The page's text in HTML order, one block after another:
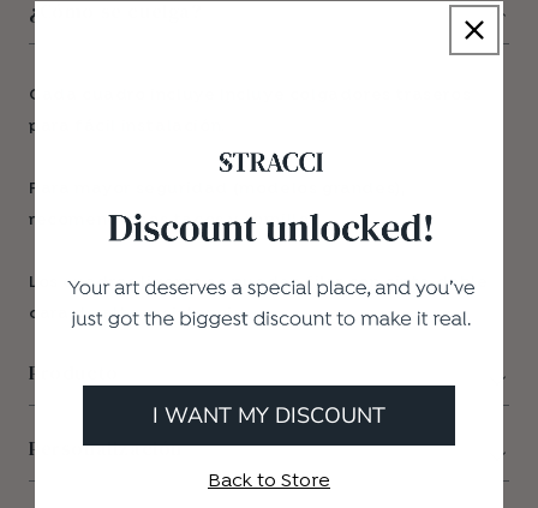
¿Cómo se cuelga?
Cada cuadro incluye Incluye colgadores traseros
para fácil instalación.
Para mayor seguridad (modelos grandes),
recomendamos tacos y tornillos.
Los cuadros ligeros se pueden fijar con cinta doble
cara de alta resistencia.
Producto
Personalización
I WANT MY DISCOUNT
Back to Store